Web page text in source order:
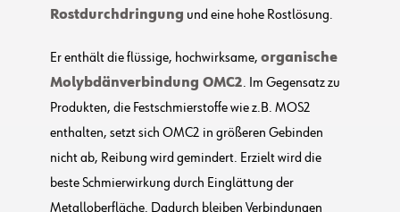
Rostdurchdringung und eine hohe Rostlösung.
Er enthält die flüssige, hochwirksame, organische
Molybdänverbindung OMC2. Im Gegensatz zu
Produkten, die Festschmierstoffe wie z.B. MOS2
enthalten, setzt sich OMC2 in größeren Gebinden
nicht ab, Reibung wird gemindert. Erzielt wird die
beste Schmierwirkung durch Einglättung der
Metalloberfläche. Dadurch bleiben Verbindungen